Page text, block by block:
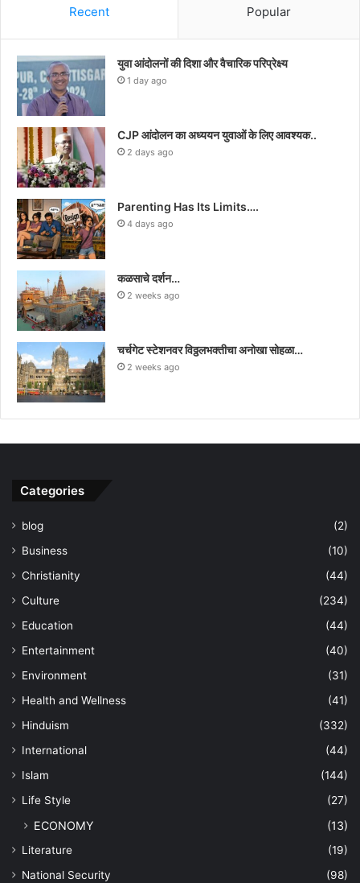
Recent Popular
युवा आंदोलनों की दिशा और वैचारिक परिप्रेक्ष्य
1 day ago
CJP आंदोलन का अध्ययन युवाओं के लिए आवश्यक..
2 days ago
Parenting Has Its Limits….
4 days ago
कळसाचे दर्शन…
2 weeks ago
चर्चगेट स्टेशनवर विठ्ठलभक्तीचा अनोखा सोहळा…
2 weeks ago
Categories
blog
(2)
Business
(10)
Christianity
(44)
Culture
(234)
Education
(44)
Entertainment
(40)
Environment
(31)
Health and Wellness
(41)
Hinduism
(332)
International
(44)
Islam
(144)
Life Style
(27)
ECONOMY (13)
Literature
(19)
National Security
(98)